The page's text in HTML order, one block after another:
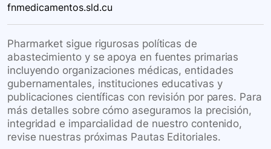
fnmedicamentos.sld.cu
Pharmarket sigue rigurosas políticas de
abastecimiento y se apoya en fuentes primarias
incluyendo organizaciones médicas, entidades
gubernamentales, instituciones educativas y
publicaciones científicas con revisión por pares. Para
más detalles sobre cómo aseguramos la precisión,
integridad e imparcialidad de nuestro contenido,
revise nuestras próximas Pautas Editoriales.